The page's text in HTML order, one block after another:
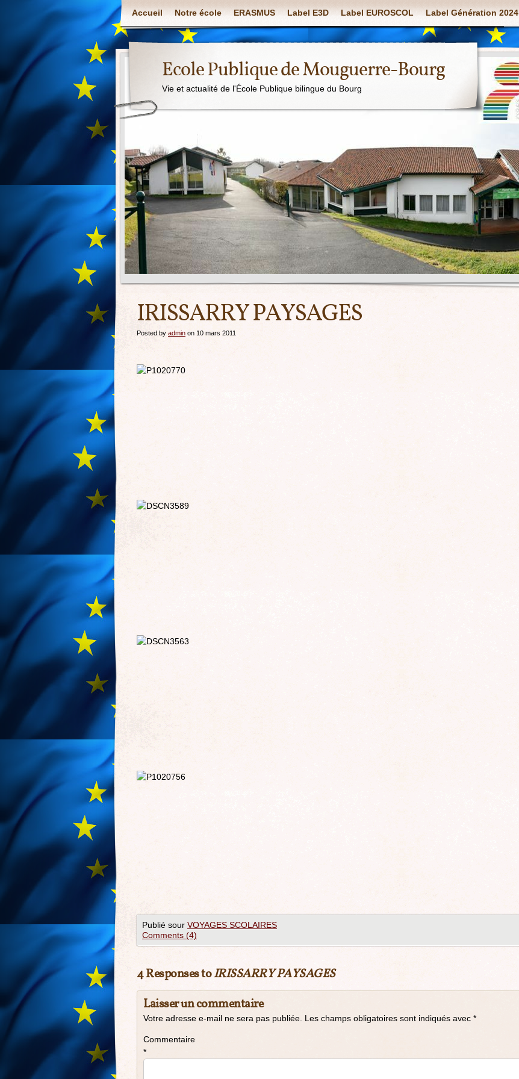
Accueil Notre école ERASMUS Label E3D Label EUROSCOL Label Génération 2024
Ecole Publique de Mouguerre-Bourg
Vie et actualité de l'École Publique bilingue du Bourg
IRISSARRY PAYSAGES
Posted by admin on 10 mars 2011
Publié sour VOYAGES SCOLAIRES
Comments (4)
4 Responses toIRISSARRY PAYSAGES
Laisser un commentaire
Votre adresse e-mail ne sera pas publiée. Les champs obligatoires sont indiqués avec *
Commentaire
*